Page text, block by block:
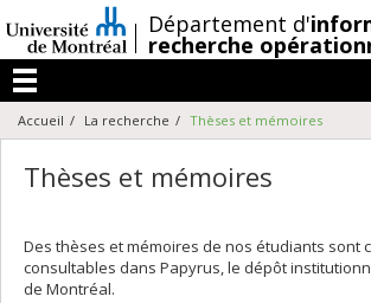
au
contenu
/Département d'
recherche
Menu
Accueil La recherche Thèses et mémoires
Thèses et mémoires
Des thèses et mémoires de nos étudiants sont
consultables dans Papyrus, le dépôt
de Montréal.